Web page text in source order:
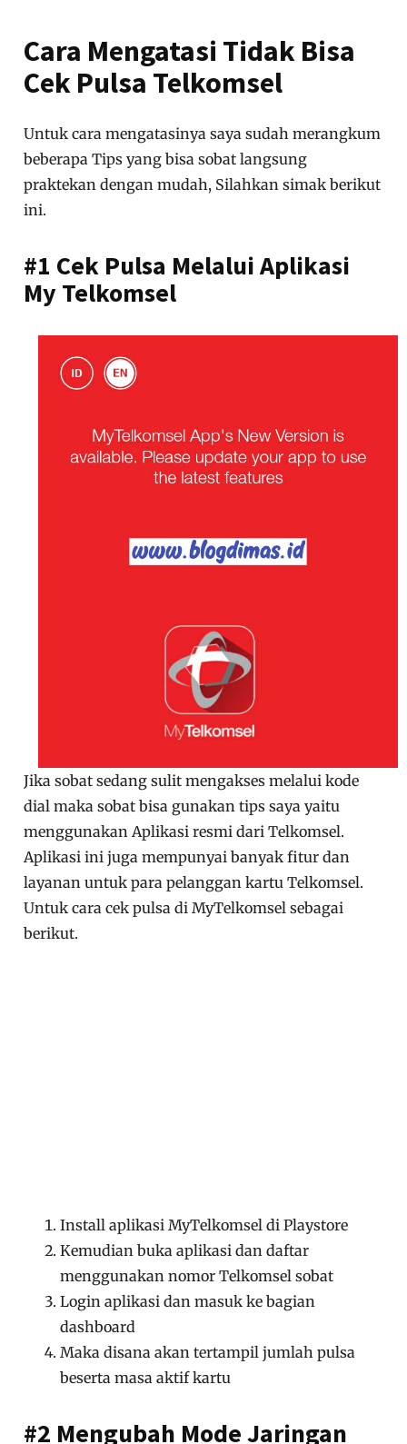
Cara Mengatasi Tidak Bisa
Cek Pulsa Telkomsel
Untuk cara mengatasinya saya sudah merangkum
beberapa Tips yang bisa sobat langsung
praktekan dengan mudah, Silahkan simak berikut
ini.
#1 Cek Pulsa Melalui Aplikasi
My Telkomsel
Jika sobat sedang sulit mengakses melalui kode
dial maka sobat bisa gunakan tips saya yaitu
menggunakan Aplikasi resmi dari Telkomsel.
Aplikasi ini juga mempunyai banyak fitur dan
layanan untuk para pelanggan kartu Telkomsel.
Untuk cara cek pulsa di MyTelkomsel sebagai
berikut.
Install aplikasi MyTelkomsel di Playstore
Kemudian buka aplikasi dan daftar
menggunakan nomor Telkomsel sobat
Login aplikasi dan masuk ke bagian
dashboard
Maka disana akan tertampil jumlah pulsa
beserta masa aktif kartu
#2 Mengubah Mode Jaringan